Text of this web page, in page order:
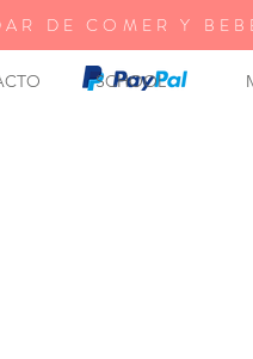
SCHOOL
DE COMER Y